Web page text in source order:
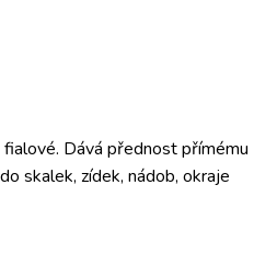
Dává přednost přímému
skalek, zídek, nádob, okraje